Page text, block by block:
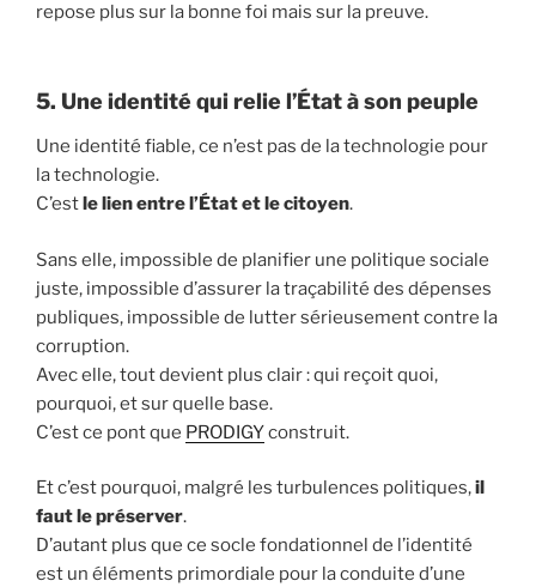
repose plus sur la bonne foi mais sur la preuve.
5. Une identité qui relie l’État à son peuple
Une identité fiable, ce n’est pas de la technologie pour
la technologie.
C’estle lien entre l’État et le citoyen.
Sans elle, impossible de planifier une politique sociale
juste, impossible d’assurer la traçabilité des dépenses
publiques, impossible de lutter sérieusement contre la
corruption.
Avec elle, tout devient plus clair : qui reçoit quoi,
pourquoi, et sur quelle base.
C’est ce pont que PRODIGYconstruit.
Et c’est pourquoi, malgré les turbulences politiques,il
faut le préserver.
D’autant plus que ce socle fondationnel de l’identité
est un éléments primordiale pour la conduite d’une